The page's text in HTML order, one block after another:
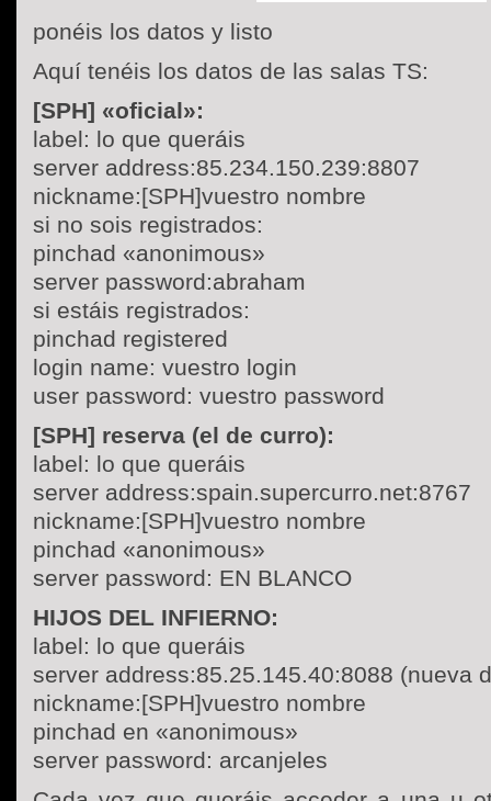
ponéis los datos y listo
Aquí tenéis los datos de las salas TS:
[SPH] «oficial»:
label: lo que queráis
server address:85.234.150.239:8807
nickname:[SPH]vuestro nombre
si no sois registrados:
pinchad «anonimous»
server password:abraham
si estáis registrados:
pinchad registered
login name: vuestro login
user password: vuestro password
[SPH] reserva (el de curro):
label: lo que queráis
server address:spain.supercurro.net:8767
nickname:[SPH]vuestro nombre
pinchad «anonimous»
server password: EN BLANCO
HIJOS DEL INFIERNO:
label: lo que queráis
server address:85.25.145.40:8088 (nueva
nickname:[SPH]vuestro nombre
pinchad en «anonimous»
server password: arcanjeles